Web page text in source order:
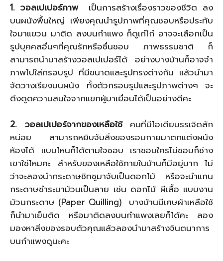
1. วอลเปเปอร์ภาพเป็นการสร้างเรื่องราวของชีวิต ลง
บนผนังพื้นใหญ่ เพียงคุณนำรูปภาพที่คุณชอบหรือประทับ
ใจมาแขวน มาติด ลงบนกำแพง ก็ดูเก๋ไก๋ อาจจะเลือกเป็น
รูปบุคคลอื่นๆที่คุณรักหรือชื่นชอบ ภาพธรรมชาติ ก็
สามารถนำมาสร้างวอลเปเปอร์ได้ อย่างบางบ้านก็อาจจำ
ภาพไปใส่กรอบรูป ที่มีขนาดและรูปทรงต่างกัน แล้วนำมา
จัดวางเรียงบนผนัง ทั้งตัวกรอบรูปและรูปภาพต่างๆ จะ
ดึงดูดความสนใจจากแขกผู้มาเยื่อนได้เป็นอย่างดีคะ
2. วอลเปเปอร์จากของเหลือใช้คนที่มีไอเดียบรรเจิดสัก
หน่อย สามารถหยิบจับสิ่งของรอบกายมาตกแต่งผนัง
ห้องได้ แบบไหนก็ได้ตามใจชอบ เราชอบใครไม่ชอบก็ช่าง
เขาใช่ไหมคะ สำหรับของเหลือใช้ภายในบ้านก็มีอยู่มาก ไม่
ว่าจะลองนำกระดาษชิทชูมาจับเป็นดอกไม้ หรือจะนำแกน
กระดาษชำระมาม้วนเป็นลาย เช่น ดอกไม้ ผีเสื้อ แบบงาน
ม้วนกระดาษ (Paper Quilling) บางบ้านมีเศษผ้าเหลือใช้
ก็นำมาเย็บติด หรือมาติดลงบนกำแพงเลยก็ได้คะ ลอง
มองหาสิ่งของรอบตัวคุณแล้วลองนำมาสร้างจินตนาการ
บนกำแพงดูนะคะ